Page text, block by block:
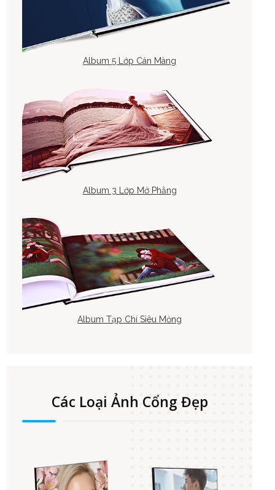
Album 5 Lớp Cán Màng
Album 3 Lớp Mở Phẳng
Album Tạp Chí Siêu Mỏng
Các Loại Ảnh Cổng Đẹp